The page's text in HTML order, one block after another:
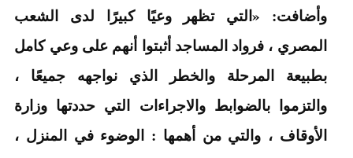
وأضافت: «التي تظهر وعيًا كبيرًا لدى الشعب
المصري ، فرواد المساجد أثبتوا أنهم على وعي كامل
بطبيعة المرحلة والخطر الذي نواجهه جميعًا ،
والتزموا بالضوابط والاجراءات التي حددتها وزارة
الأوقاف ، والتي من أهمها : الوضوء في المنزل ،